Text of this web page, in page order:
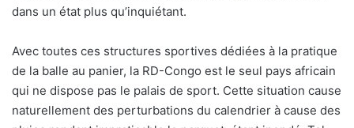
dans un état plus qu’inquiétant.
Avec toutes ces structures sportives dédiées à la pratique
de la balle au panier, la RD-Congo est le seul pays africain
qui ne dispose pas le palais de sport. Cette situation cause
naturellement des perturbations du calendrier à cause des